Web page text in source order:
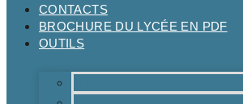
CONTACTS
BROCHURE DU LYCÉE EN PDF
OUTILS